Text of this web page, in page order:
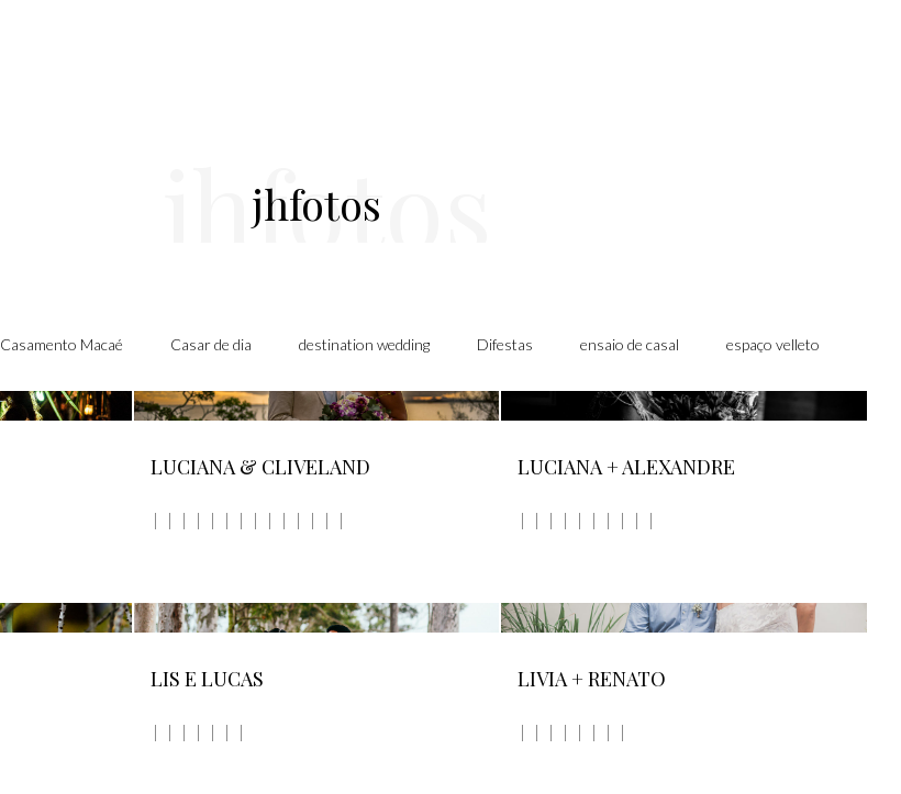
jhfotos
jhfotos
Casamento Macaé Casar de dia destination wedding Difestas ensaio de casal espaço velleto
LUCIANA & CLIVELAND LUCIANA + ALEXANDRE
LIS E LUCAS LIVIA + RENATO